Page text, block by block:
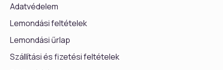
Adatvédelem
Lemondási feltételek
Lemondási űrlap
Szállítási és fizetési feltételek